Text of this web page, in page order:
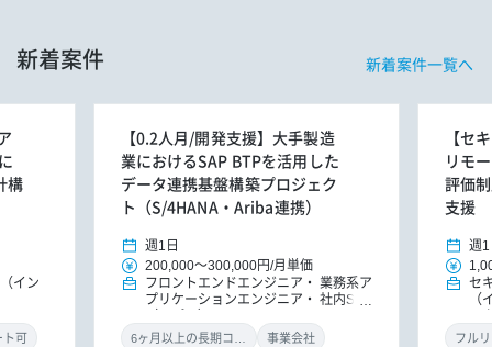
新着案件 新着案件一覧へ
構
イン
ト可
【0.2人月/開発支援】大手製造
業におけるSAP BTPを活用した
データ連携基盤構築プロジェク
ト（S/4HANA・Ariba連携）
週1日
200,000～300,000円/月単価
フロントエンドエンジニア
業務系ア
プリケーションエンジニア
社内SE
事業会社
【セ
リモ
評価
支援
週1
セ
（
ン
フル